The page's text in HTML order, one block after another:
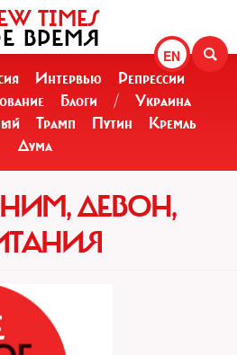
EN
TIMES
ВРЕМЯ
Интервью
Репрессии
Блоги /
Украина
Трамп Путин
Кремль
Дума
ДЕВОН,